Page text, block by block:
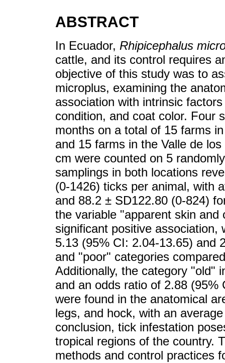
ABSTRACT
In Ecuador, Rhipicephalus
cattle, and its control requires
objective of this study was to
microplus, examining the
association with intrinsic
condition, and coat color. Four
months on a total of 15 farms
and 15 farms in the Valle de
cm were counted on 5
samplings in both locations
(0-1426) ticks per animal, with
and 88.2 ± SD122.80 (0-824)
the variable "apparent skin
significant positive association,
5.13 (95% CI: 2.04-13.65) and
and "poor" categories
Additionally, the category "old"
and an odds ratio of 2.88 (95%
were found in the anatomical
legs, and hock, with an
conclusion, tick infestation
tropical regions of the country.
methods and control practices